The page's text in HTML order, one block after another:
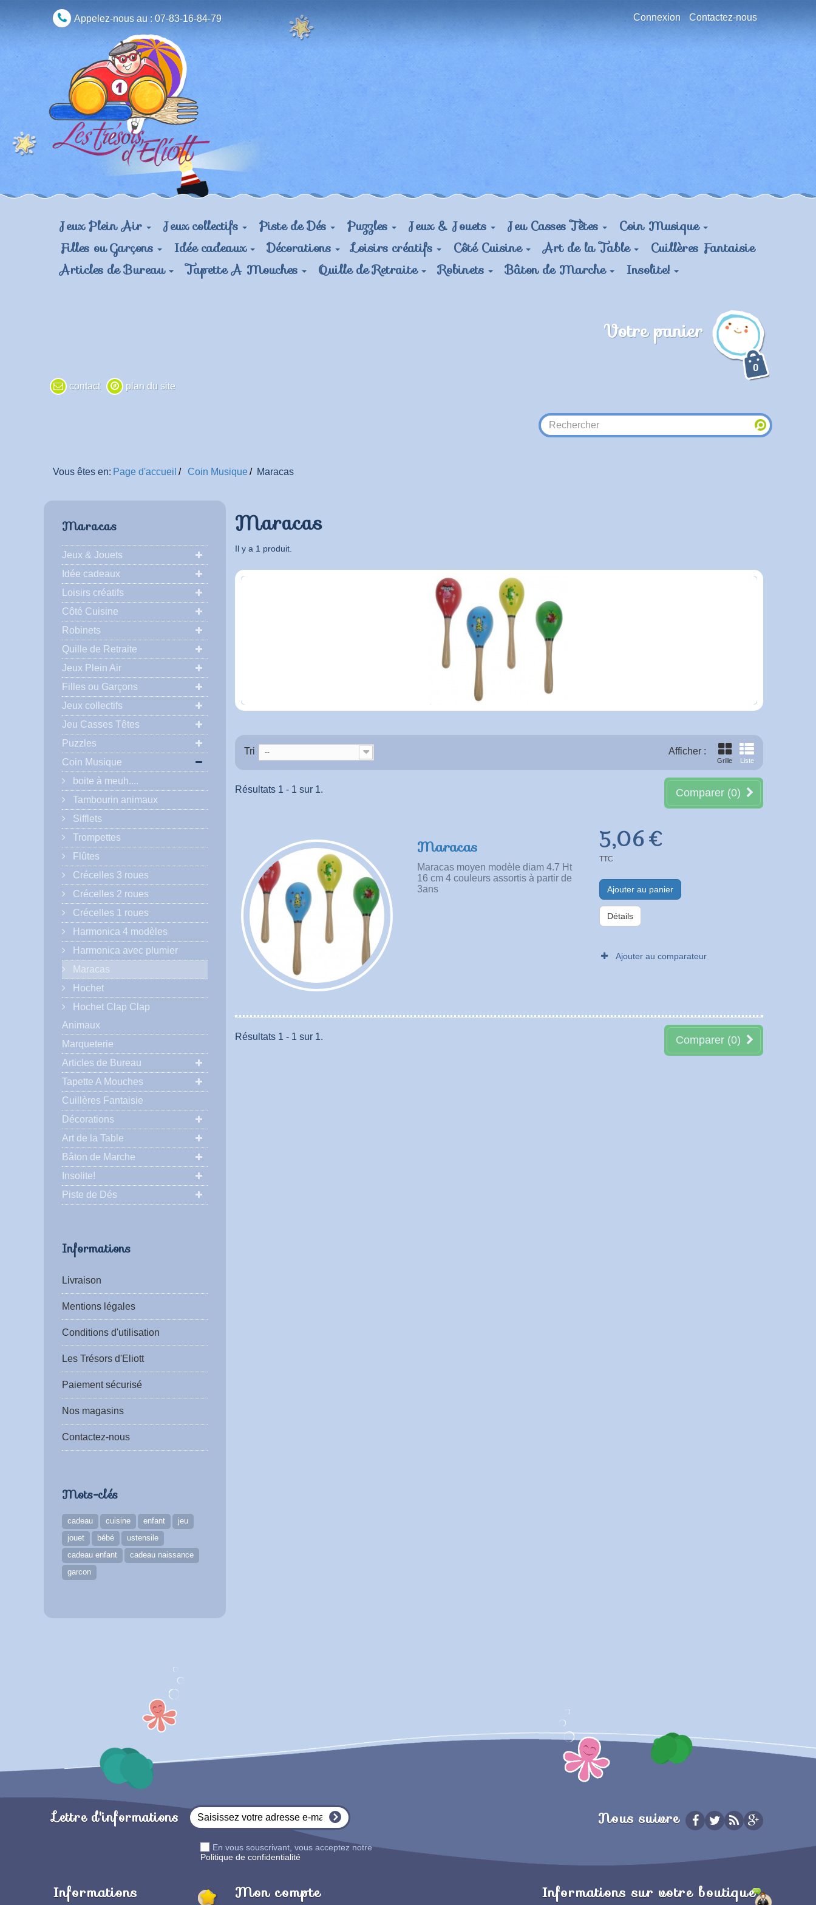
Contactez-nous
Appelez-nous au : 07-83-16-84-79 Connexion
Jeux Plein Air Jeux collectifs Piste de Dés Puzzles Jeux & Jouets Jeu Casses Têtes
Coin Musique
Filles ou Garçons
Idée cadeaux Décorations Loisirs créatifs Côté Cuisine Art de la Table
Cuillères Fantaisie
Articles de Bureau
Tapette A Mouches Quille de Retraite Robinets Bâton de Marche Insolite!
Votre panier
0
contact plan du site
Vous êtes en: Page d'accueil Coin Musique Maracas
Maracas
Jeux & Jouets
Idée cadeaux
Loisirs créatifs
Côté Cuisine
Robinets
Quille de Retraite
Jeux Plein Air
Filles ou Garçons
Jeux collectifs
Jeu Casses Têtes
Puzzles
Coin Musique
boite à meuh....
Tambourin animaux
Sifflets
Trompettes
Flûtes
Crécelles 3 roues
Crécelles 2 roues
Crécelles 1 roues
Harmonica 4 modèles
Harmonica avec plumier
Maracas
Hochet
Hochet Clap Clap
Animaux
Marqueterie
Articles de Bureau
Tapette A Mouches
Cuillères Fantaisie
Décorations
Art de la Table
Bâton de Marche
Insolite!
Piste de Dés
Informations
Livraison
Mentions légales
Conditions d'utilisation
Les Trésors d'Eliott
Paiement sécurisé
Nos magasins
Contactez-nous
Mots-clés
cadeau cuisine enfant
jeu
jouet
bébé
ustensile
cadeau enfant
cadeau naissance
garcon
Maracas
Il y a 1 produit.
Afficher :
Grille Liste
Tri --
Comparer (0)
Résultats 1 - 1 sur 1.
Maracas
Maracas moyen modèle diam 4.7 Ht
16 cm 4 couleurs assortis à partir de
3ans
5,06 €
TTC
Ajouter au panier
Détails
Ajouter au comparateur
Comparer (0)
Résultats 1 - 1 sur 1.
Lettre d'informations
En vous souscrivant, vous acceptez notre
Politique de confidentialité
Nous suivre
Informations Mon compte Informations sur votre boutique